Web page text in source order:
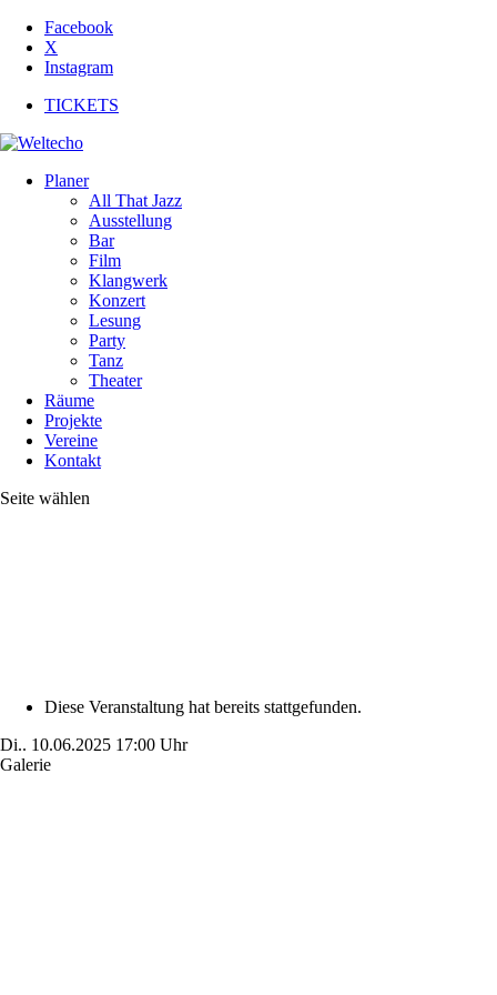
Facebook
X
Instagram
TICKETS
Planer
All That Jazz
Ausstellung
Bar
Film
Klangwerk
Konzert
Lesung
Party
Tanz
Theater
Räume
Projekte
Vereine
Kontakt
Seite wählen
Diese Veranstaltung hat bereits stattgefunden.
Di.. 10.06.2025 17:00 Uhr
Galerie